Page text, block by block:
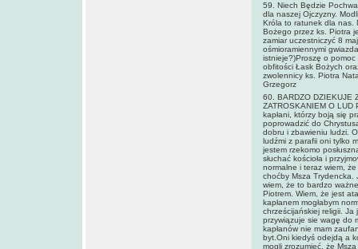
59. Niech Będzie
dla naszej Ojczyzny.
Króla to ratunek dla nas.
Bożego przez ks. Piotra
zamiar uczestniczyć 8
ośmioramiennymi
istnieje?)Proszę o
obfitości Łask Bożych
zwolennicy ks. Piotra
Grzegorz
60. BARDZO DZIEKUJE
ZATROSKANIEM O LUD
kapłani, którzy boją się
poprowadzić do
dobru i zbawieniu ludzi.
ludźmi z parafii oni tylko
jestem rzekomo
słuchać kościoła i
normalne i teraz wiem,
choćby Msza Trydencka.
wiem, że to bardzo
Piotrem. Wiem, że jest
kapłanem mogłabym
chrześcijańskiej religii. Ja
przywiązuje sie wagę do
kapłanów nie mam
byt.Oni kiedyś odejdą a
mogli zrozumieć, że